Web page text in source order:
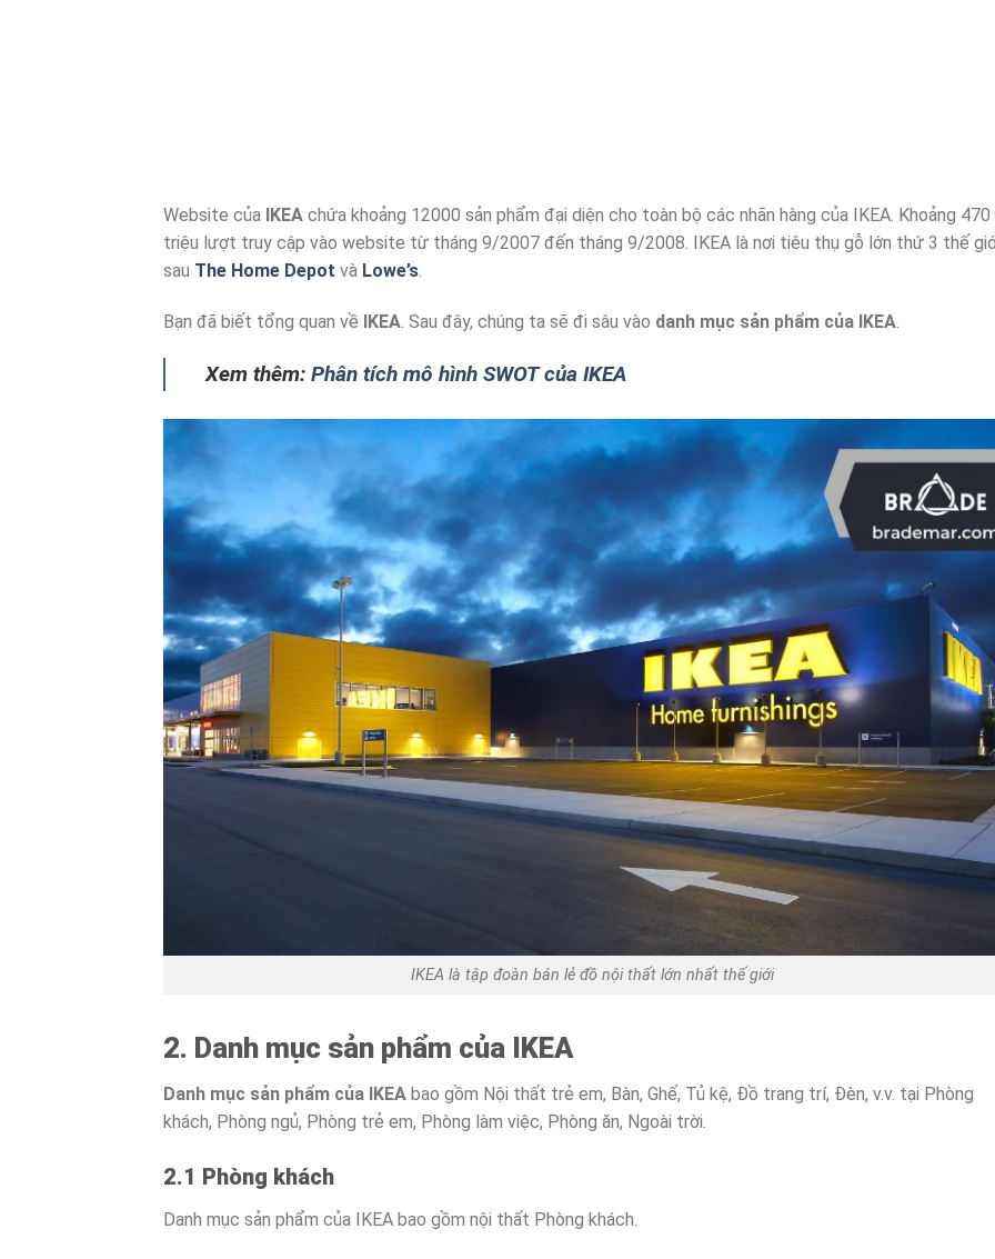
Website của IKEA chứa khoảng 12000 sản phẩm đại diện cho toàn bộ các nhãn hàng của IKEA. Khoảng 470
triệu lượt truy cập vào website từ tháng 9/2007 đến tháng 9/2008. IKEA là nơi tiêu thụ gỗ lớn thứ 3 thế
sau The Home Depot và Lowe’s
Bạn đã biết tổng quan về IKEA . Sau đây, chúng ta sẽ đi sâu vào danh mục sản phẩm của IKEA
Xem thêm: Phân tích mô hình SWOT của IKEA
IKEA là tập đoàn bán lẻ đồ nội thất lớn nhất thế giới
2. Danh mục sản phẩm của IKEA
Danh mục sản phẩm của IKEA bao gồm Nội thất trẻ em, Bàn, Ghế, Tủ kệ, Đồ trang trí, Đèn, v.v. tại Phòng
khách, Phòng ngủ, Phòng trẻ em, Phòng làm việc, Phòng ăn, Ngoài trời.
2.1 Phòng khách
Danh mục sản phẩm của IKEA bao gồm nội thất Phòng khách.